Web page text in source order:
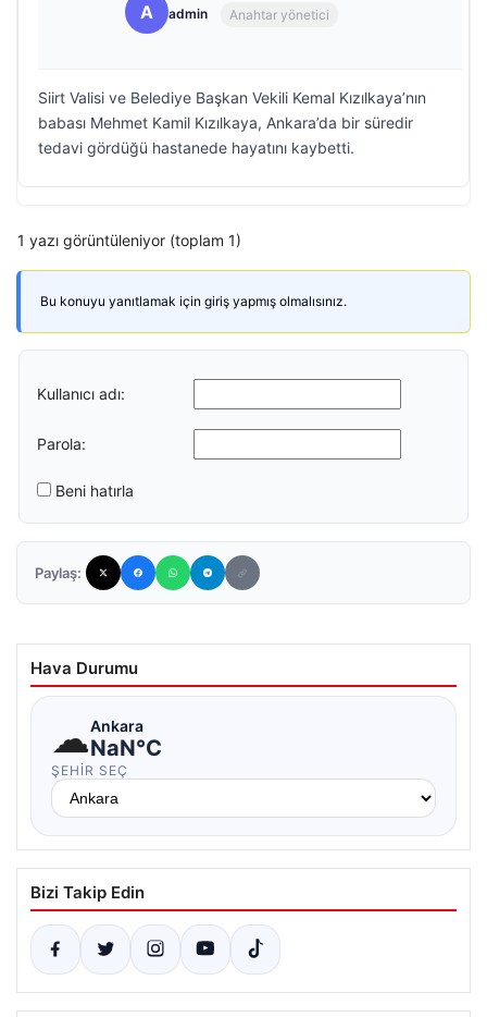
A admin Anahtar yönetici
Siirt Valisi ve Belediye Başkan Vekili Kemal Kızılkaya’nın
babası Mehmet Kamil Kızılkaya, Ankara’da bir süredir
tedavi gördüğü hastanede hayatını kaybetti.
1 yazı görüntüleniyor (toplam 1)
Bu konuyu yanıtlamak için giriş yapmış olmalısınız.
Kullanıcı adı:
Parola:
Beni hatırla
Paylaş:
Hava Durumu
☁Ankara
NaN°C
ŞEHIR SEÇ
Bizi Takip Edin